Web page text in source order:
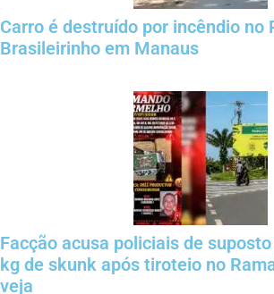
Carro é destruído por incêndio no
Brasileirinho em Manaus
Facção acusa policiais de
kg de skunk após tiroteio no
veja